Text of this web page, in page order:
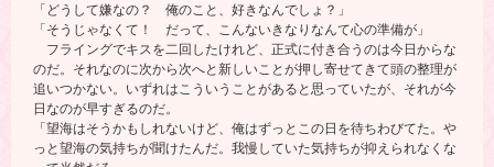
「どうして嫌なの？ 俺のこと、好きなんでしょ？」
「そうじゃなくて！ だって、こんないきなりなんて心の準備が」
フライングでキスを二回したけれど、正式に付き合うのは今日からな
のだ。それなのに次から次へと新しいことが押し寄せてきて頭の整理が
追いつかない。いずれはこういうことがあると思っていたが、それが今
日なのが早すぎるのだ。
「望海はそうかもしれないけど、俺はずっとこの日を待ちわびてた。や
っと望海の気持ちが聞けたんだ。我慢していた気持ちが抑えられなくな